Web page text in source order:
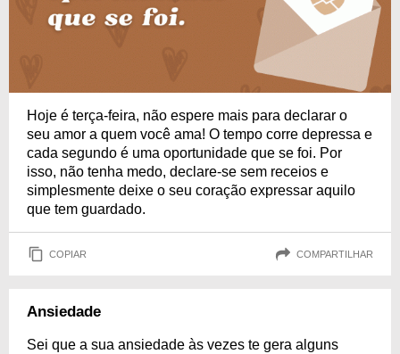
Hoje é terça-feira, não espere mais para declarar o
seu amor a quem você ama! O tempo corre depressa e
cada segundo é uma oportunidade que se foi. Por
isso, não tenha medo, declare-se sem receios e
simplesmente deixe o seu coração expressar aquilo
que tem guardado.
COPIAR COMPARTILHAR
Ansiedade
Sei que a sua ansiedade às vezes te gera alguns